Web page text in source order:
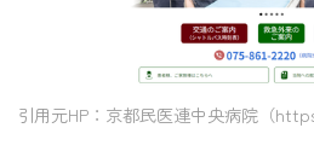
引用元HP：京都民医連中央病院（